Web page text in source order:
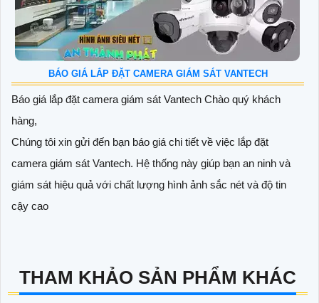
BÁO GIÁ LẮP ĐẶT CAMERA GIÁM SÁT VANTECH
Báo giá lắp đặt camera giám sát Vantech Chào quý khách
hàng,
Chúng tôi xin gửi đến bạn báo giá chi tiết về việc lắp đặt
camera giám sát Vantech. Hệ thống này giúp bạn an ninh và
giám sát hiệu quả với chất lượng hình ảnh sắc nét và độ tin
cậy cao
THAM KHẢO SẢN PHẨM KHÁC